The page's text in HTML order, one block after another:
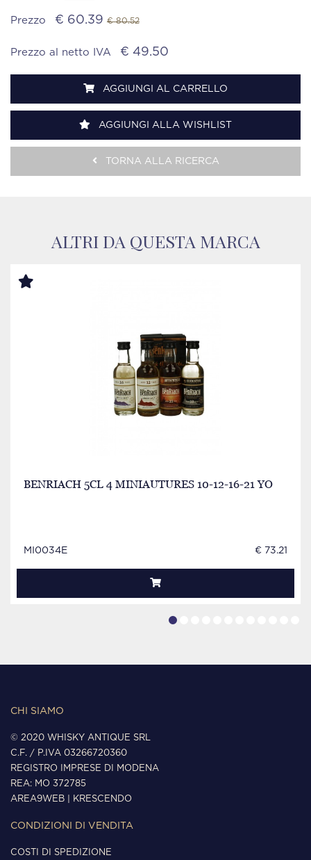
Prezzo € 60.39 € 80.52
Prezzo al netto IVA € 49.50
AGGIUNGI AL CARRELLO
AGGIUNGI ALLA WISHLIST
TORNA ALLA RICERCA
ALTRI DA QUESTA MARCA
BENRIACH 5CL 4 MINIAUTURES 10-12-16-21 YO
MI0034E € 73.21
CHI SIAMO
© 2020 WHISKY ANTIQUE SRL
C.F. / P.IVA 03266720360
REGISTRO IMPRESE DI MODENA
REA: MO 372785
AREA9WEB
KRESCENDO
CONDIZIONI DI VENDITA
COSTI DI SPEDIZIONE